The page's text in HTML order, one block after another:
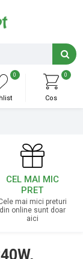
0
Cos
0
CEL MAI MIC
PRET
mai mici preturi
din online sunt doar
aici